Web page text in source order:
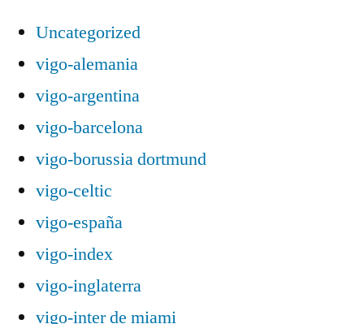
Uncategorized
vigo-alemania
vigo-argentina
vigo-barcelona
vigo-borussia dortmund
vigo-celtic
vigo-españa
vigo-index
vigo-inglaterra
vigo-inter de miami